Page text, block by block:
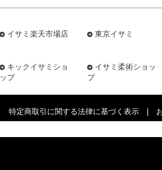
イサミ楽天市場店 東京イサミ
キックイサミショ
ップ
イサミ柔術ショッ
プ
特定商取引に関する法律に基づく表示